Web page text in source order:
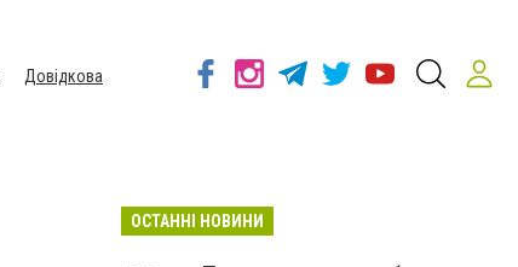
Довідкова
ОСТАННІ НОВИНИ